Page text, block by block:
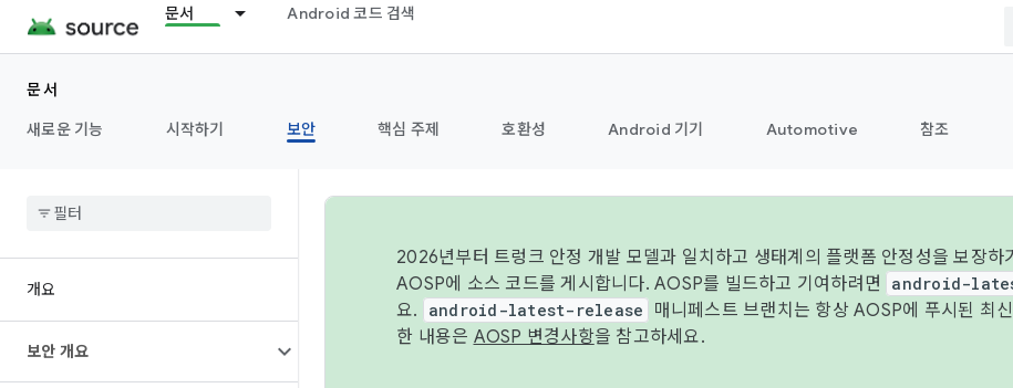
문서 Android 코드 검색
문서
새로운 기능
시작하기 보안 핵심 주제 호환성 Android 기기 Automotive 참조
개요
보안 개요
2026년부터 트렁크 안정 개발 모델과 일치하고 생태계의 플랫폼 안정성을 보장하
AOSP에 소스 코드를 게시합니다. AOSP를 빌드하고 기여하려면
android-
요.
android-latest-release
매니페스트 브랜치는 항상 AOSP에 푸시된 최
한 내용은 AOSP 변경사항을 참고하세요.